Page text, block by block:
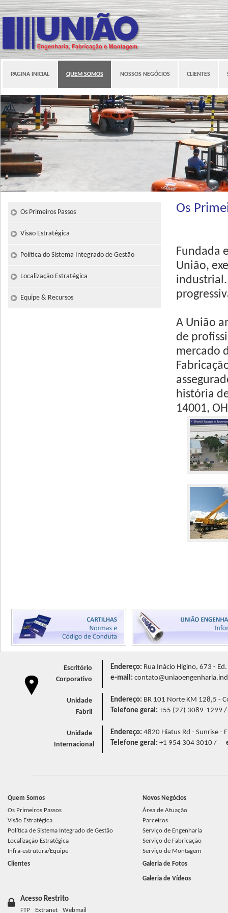
Os Primeiros Passos
Visão Estratégica
Política do Sistema Integrado de Gestão
Localização Estratégica
Equipe & Recursos
Os
Fundada
União,
industrial.
A União
de
mercado
história
14001,
PAGINA INICIAL QUEM SOMOS NOSSOS NEGÓCIOS CLIENTES
Escritório
Corporativo
Endereço: Rua Inácio Higino, 673 -
e-mail:
Unidade
Fabril
Endereço: BR 101 Norte KM 128,5 -
Telefone geral: +55 (27) 3089-1299 /
Unidade
Internacional
Endereço: 4820 Hiatus Rd - Sunrise -
Telefone geral: +1 954 304 3010 /
Quem Somos
Os Primeiros Passos
Visão Estratégica
Política de Sistema Integrado de Gestão
Localização Estratégica
Infra-estrutura/Equipe
Clientes
Novos Negócios
Área de Atuação
Parceiros
Serviço de Engenharia
Serviço de Fabricação
Serviço de Montagem
Galeria de Fotos
Galeria de Vídeos
Acesso Restrito
FTP Extranet Webmail